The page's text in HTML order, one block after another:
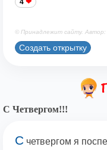
4
© Принадлежит сайту. Автор:
Создать открытку
С Четвергом!!!
С четвергом я